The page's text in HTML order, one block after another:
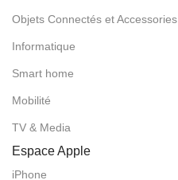
Objets Connectés et Accessories
Informatique
Smart home
Mobilité
TV & Media
Espace Apple
iPhone